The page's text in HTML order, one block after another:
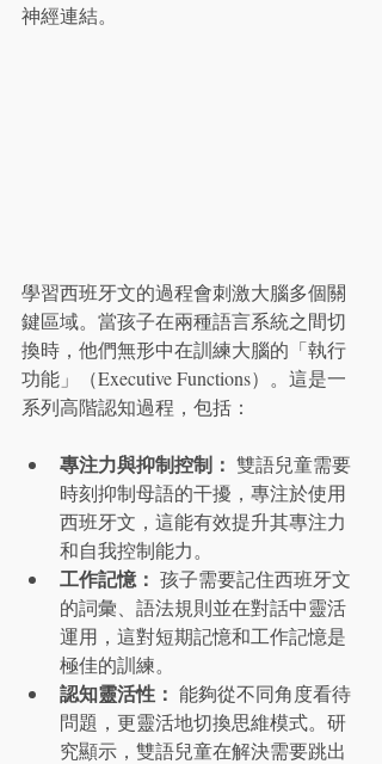
神經連結。
學習西班牙文的過程會刺激大腦多個關
鍵區域。當孩子在兩種語言系統之間切
換時，他們無形中在訓練大腦的「執行
功能」（Executive Functions）。這是一
系列高階認知過程，包括：
專注力與抑制控制： 雙語兒童需要
時刻抑制母語的干擾，專注於使用
西班牙文，這能有效提升其專注力
和自我控制能力。
工作記憶： 孩子需要記住西班牙文
的詞彙、語法規則並在對話中靈活
運用，這對短期記憶和工作記憶是
極佳的訓練。
認知靈活性： 能夠從不同角度看待
問題，更靈活地切換思維模式。研
究顯示，雙語兒童在解決需要跳出